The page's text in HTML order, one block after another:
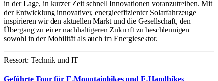
in der Lage, in kurzer Zeit schnell Innovationen voranzutreiben. Mit
der Entwicklung innovativer, energieeffizienter Solarfahrzeuge
inspirieren wir den aktuellen Markt und die Gesellschaft, den
Übergang zu einer nachhaltigeren Zukunft zu beschleunigen –
sowohl in der Mobilität als auch im Energiesektor.
Ressort: Technik und IT
Geführte Tour für E-Mountainbikes und E-Handbikes